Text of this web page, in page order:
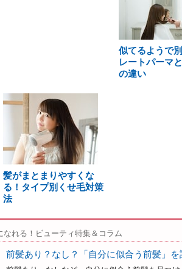
似てるようで
レートパーマ
の違い
髪がまとまりやすくな
る！タイプ別くせ毛対策
法
なれる！ビューティ特集＆コラム
前髪あり？なし？「自分に似合う前髪」